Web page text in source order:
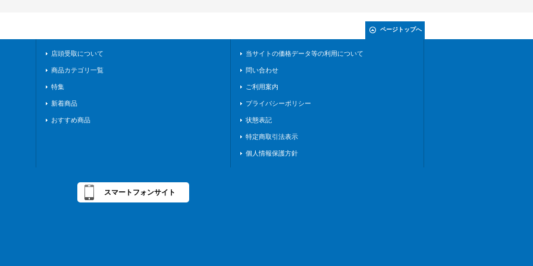
ページトップへ
店頭受取について
商品カテゴリ一覧
特集
新着商品
おすすめ商品
当サイトの価格データ等の利用について
問い合わせ
ご利用案内
プライバシーポリシー
状態表記
特定商取引法表示
個人情報保護方針
スマートフォンサイト